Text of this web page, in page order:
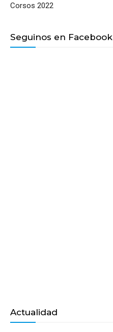
Corsos 2022
Seguinos en Facebook
Actualidad